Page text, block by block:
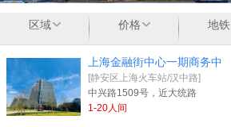
区域 价格 地铁
上海金融街中心一期商务中
[静安区上海火车站/汉中路]
中兴路1509号，近大统路
1-20人间